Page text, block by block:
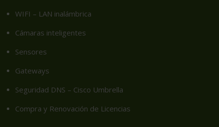
WIFI – LAN inalámbrica
Cámaras inteligentes
Sensores
Gateways
Seguridad DNS – Cisco Umbrella
Compra y Renovación de Licencias